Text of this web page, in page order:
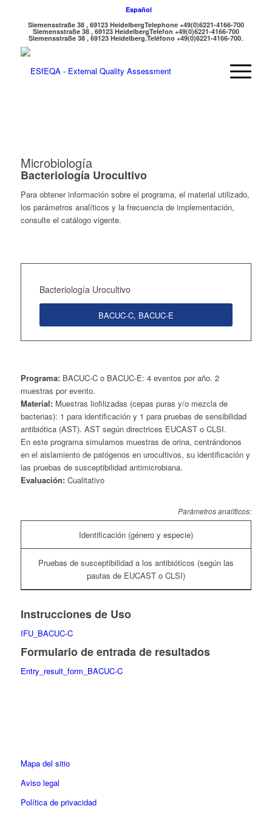
Español
Siemensstraße 38 , 69123 HeidelbergTelephone +49(0)6221-4166-700
Siemensstraße 38 , 69123 HeidelbergTelefon +49(0)6221-4166-700
Siemensstraße 38 , 69123 Heidelberg.Teléfono +49(0)6221-4166-700.
Microbiología
Bacteriología Urocultivo
Para obtener información sobre el programa, el material utilizado,
los parámetros analíticos y la frecuencia de implementación,
consulte el catálogo vigente.
Bacteriología Urocultivo
BACUC-C, BACUC-E
Programa:BACUC-C o BACUC-E: 4 eventos por año. 2
muestras por evento.
Material:Muestras liofilizadas (cepas puras y/o mezcla de
bacterias): 1 para identificación y 1 para pruebas de sensibilidad
antibiótica (AST). AST según directrices EUCAST o CLSI.
En este programa simulamos muestras de orina, centrándonos
en el aislamiento de patógenos en urocultivos, su identificación y
las pruebas de susceptibilidad antimicrobiana.
Evaluación:Cualitativo
Parámetros analíticos:
Identificación (género y especie)
Pruebas de susceptibilidad a los antibióticos (según las
pautas de EUCAST o CLSI)
Instrucciones de Uso
IFU_BACUC-C
Formulario de entrada de resultados
Entry_result_form_BACUC-C
Mapa del sitio
Aviso legal
Política de privacidad